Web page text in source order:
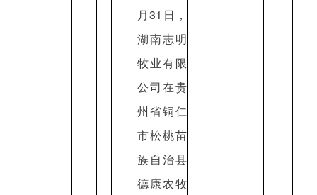
月31日，
湖南志明
牧业有限
公司在贵
州省铜仁
市松桃苗
族自治县
德康农牧